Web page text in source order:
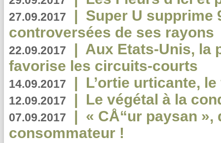
27.09.2017 | Super U supprime
controversées de ses rayons
22.09.2017 | Aux Etats-Unis, la
favorise les circuits-courts
14.09.2017 | L’ortie urticante,
12.09.2017 | Le végétal à la
07.09.2017 | « CÅ“ur paysan
consommateur !